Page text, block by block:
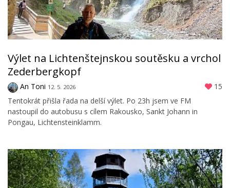
Výlet na Lichtenštejnskou soutěsku a vrchol
Zederbergkopf
An Toni 12. 5. 2026
15
Tentokrát přišla řada na delší výlet. Po 23h jsem ve FM
nastoupil do autobusu s cílem Rakousko, Sankt Johann in
Pongau, Lichtensteinklamm.